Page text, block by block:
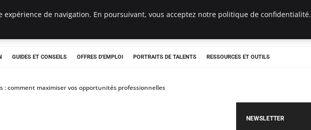
GUIDES ET CONSEILS OFFRES D'EMPLOI PORTRAITS DE TALENTS RESSOURCES ET OUTILS
: comment maximiser vos opportunités professionnelles
NEWSLETTER
de navigation. En poursuivant, vous acceptez notre politique de confidentialité.